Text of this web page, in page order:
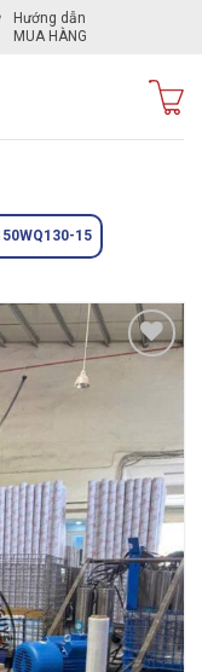
Hướng dẫn
MUA HÀNG
15
sản
phẩm
này